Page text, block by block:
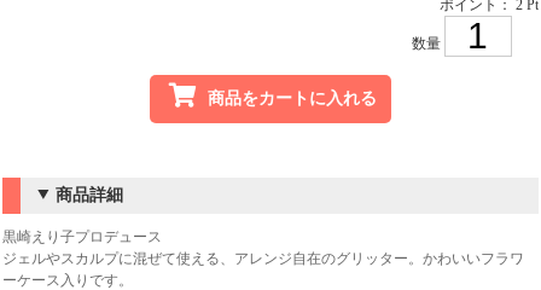
ポイント： 2 Pt
数量
商品をカートに入れる
商品詳細
黒崎えり子プロデュース
ジェルやスカルプに混ぜて使える、アレンジ自在のグリッター。かわいいフラワ
ーケース入りです。